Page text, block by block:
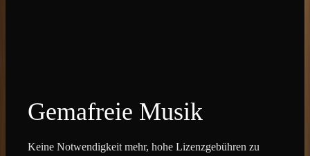
Gemafreie Musik
Keine Notwendigkeit mehr, hohe Lizenzgebühren zu